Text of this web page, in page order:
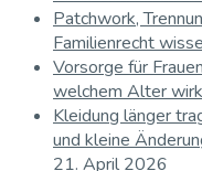
Patchwork,
Familienrecht
Vorsorge für
welchem Alter
Kleidung länger
und kleine
21. April 2026